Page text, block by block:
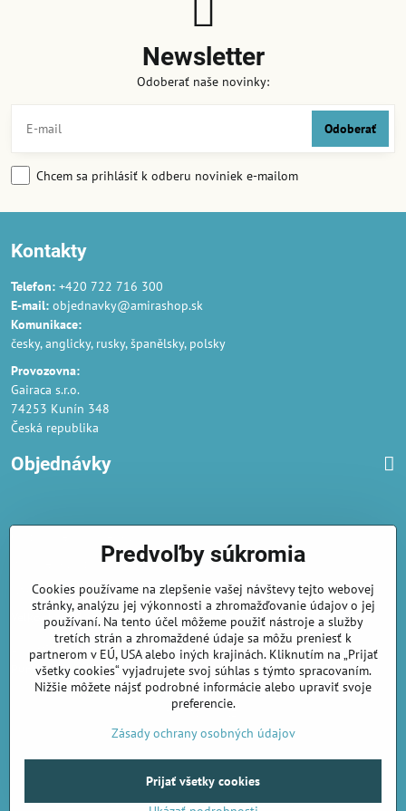
Newsletter
Odoberať naše novinky:
Odoberať
Chcem sa prihlásiť k odberu noviniek e-mailom
Kontakty
Telefon: +420 722 716 300
E-mail: objednavky@amirashop.sk
Komunikace:
česky, anglicky, rusky, španělsky, polsky
Provozovna:
Gairaca s.r.o.
74253 Kunín 348
Česká republika
Objednávky
Podmienky ochrany osobných údajov
Náklady na dodání a doba dodání
Veľkoobchod- značka Gaira®
AmiraShop je registrovaný na Puncovom úrade.
Puncové značkysú k nahliadnuttu.
amirashop.cz/
©2026Copyright
Predvoľby súkromiaZásady ochrany osobných údajov
Predvoľby súkromia
Cookies používame na zlepšenie vašej návštevy tejto webovej
stránky, analýzu jej výkonnosti a zhromažďovanie údajov o jej
používaní. Na tento účel môžeme použiť nástroje a služby
tretích strán a zhromaždené údaje sa môžu preniesť k
partnerom v EÚ, USA alebo iných krajinách. Kliknutím na „Prijať
všetky cookies“ vyjadrujete svoj súhlas s týmto spracovaním.
Nižšie môžete nájsť podrobné informácie alebo upraviť svoje
preferencie.
Zásady ochrany osobných údajov
Prijať všetky cookies